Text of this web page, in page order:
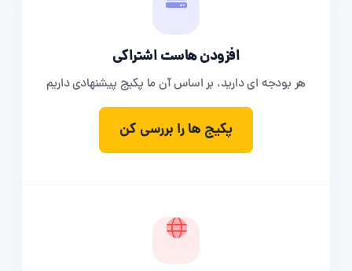
افزودن هاست اشتراکی
هر بودجه ای دارید، بر اساس آن ما پکیج پیشنهادی داریم
پکیج ها را بررسی کن